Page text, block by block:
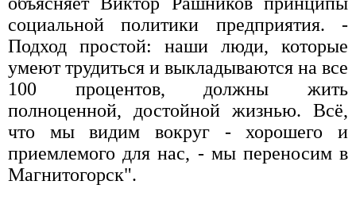
социальной политики предприятия. -
Подход простой: наши люди, которые
умеют трудиться и выкладываются на все
100 процентов, должны жить
полноценной, достойной жизнью. Всё,
что мы видим вокруг - хорошего и
приемлемого для нас, - мы переносим в
Магнитогорск".